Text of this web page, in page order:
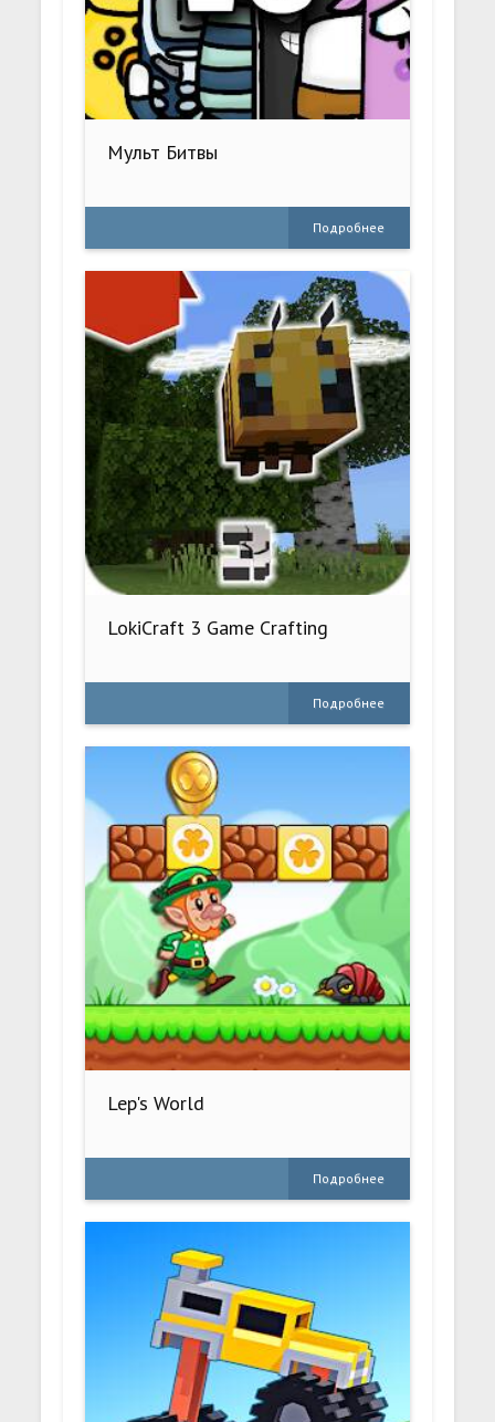
Мульт Битвы
Подробнее
LokiCraft 3 Game Crafting
Подробнее
Lep's World
Подробнее